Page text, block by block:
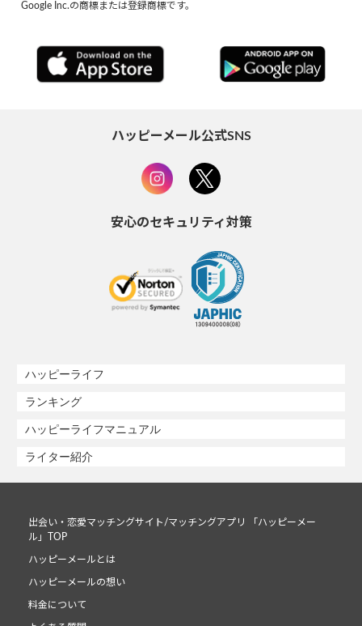
Google Inc.の商標または登録商標です。
ハッピーメール公式SNS
安心のセキュリティ対策
ハッピーライフ
ランキング
ハッピーライフマニュアル
ライター紹介
出会い・恋愛マッチングサイト/マッチングアプリ 「ハッピーメー
ル」TOP
ハッピーメールとは
ハッピーメールの想い
料金について